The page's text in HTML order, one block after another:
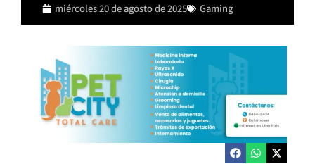
miércoles 20 de agosto de 2025
Gaming